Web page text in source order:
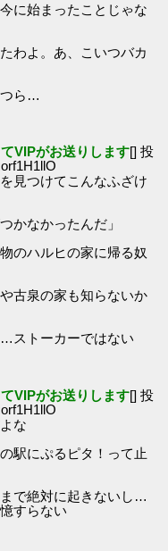
に始まったことじゃな
わよ。あ、こいつバカ
ら…
VIPがお送りします[] 投
見つけてこんなふざけ
かなかったんだ」
のハルヒの家に帰る奴
古泉の家も知らないか
ストーカーではない
VIPがお送りします[] 投
な
駅にぷるピタ！って止
で絶対に起きないし…
すらない